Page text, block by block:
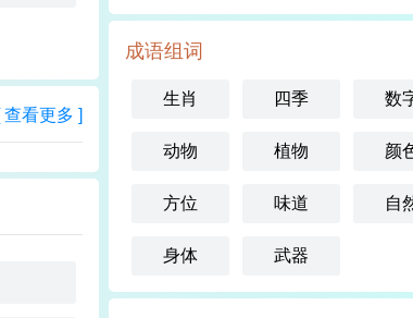
查看更多 ]
成语组词
生肖 四季 数
动物 植物 颜
方位 味道 自
身体 武器